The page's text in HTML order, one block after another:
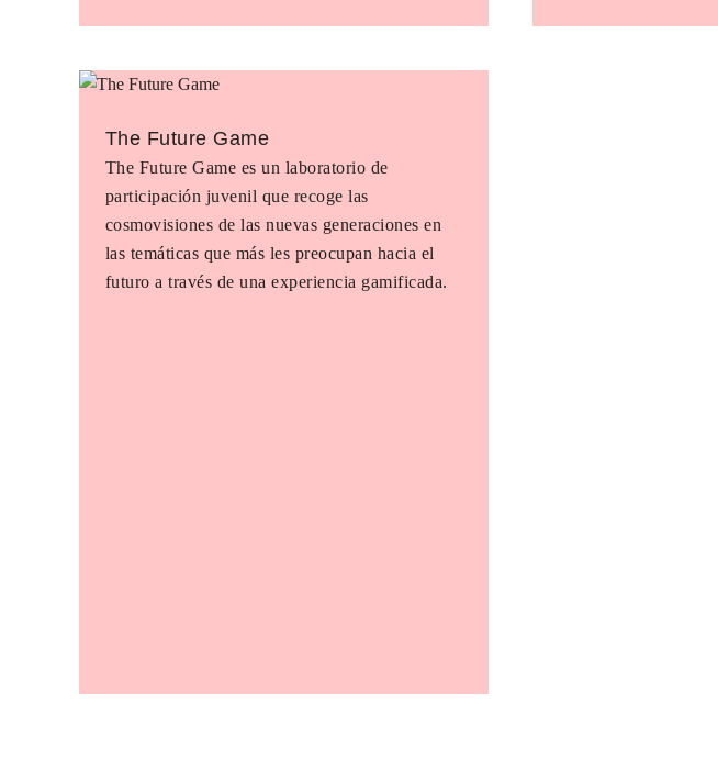
The Future Game
The Future Game es un laboratorio de
participación juvenil que recoge las
cosmovisiones de las nuevas generaciones en
las temáticas que más les preocupan hacia el
futuro a través de una experiencia gamificada.